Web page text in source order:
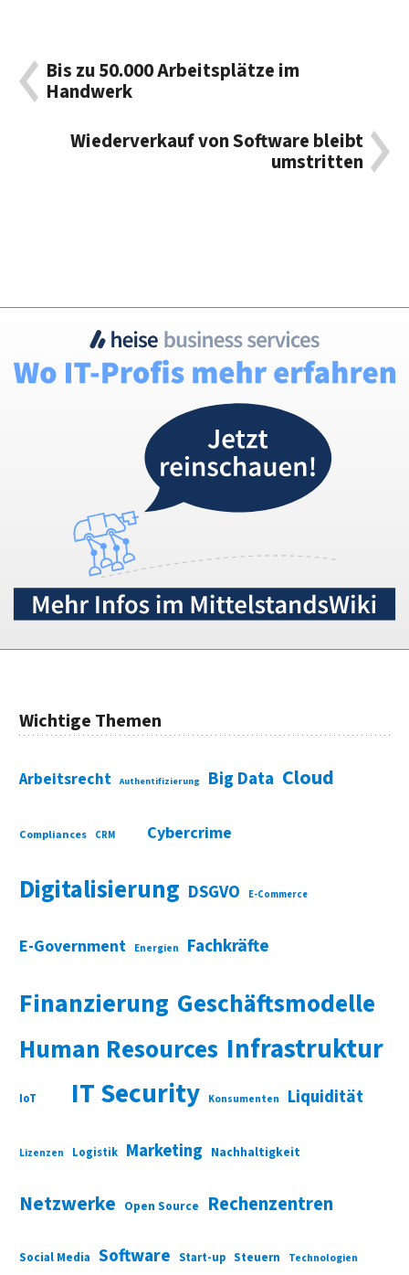
Bis zu 50.000 Arbeitsplätze im
Handwerk
Wiederverkauf von Software bleibt
umstritten
Wichtige Themen
Arbeitsrecht Authentifizierung Big Data Cloud
Compliances CRM Cybercrime
Digitalisierung DSGVO E-Commerce
E-Government Energien Fachkräfte
Finanzierung Geschäftsmodelle
Human Resources Infrastruktur
IoT IT Security Konsumenten Liquidität
Lizenzen Logistik Marketing Nachhaltigkeit
Netzwerke Open Source Rechenzentren
Social Media Software Start-up Steuern Technologien